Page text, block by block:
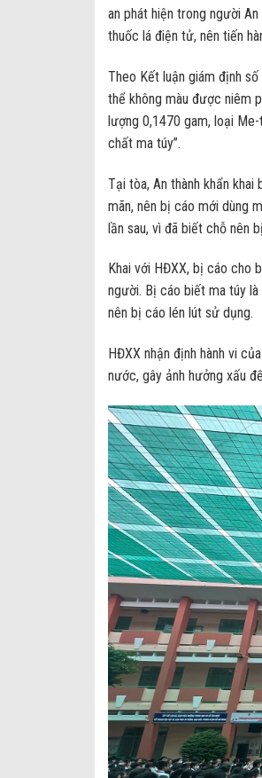
an phát hiện trong người
thuốc lá điện tử, nên tiến
Theo Kết luận giám định
thể không màu được niêm
lượng 0,1470 gam, loại
chất ma túy”.
Tại tòa, An thành khẩn
mãn, nên bị cáo mới dùng
lần sau, vì đã biết chỗ nên
Khai với HĐXX, bị cáo cho
người. Bị cáo biết ma túy
nên bị cáo lén lút sử dụng.
HĐXX nhận định hành vi
nước, gây ảnh hưởng xấu